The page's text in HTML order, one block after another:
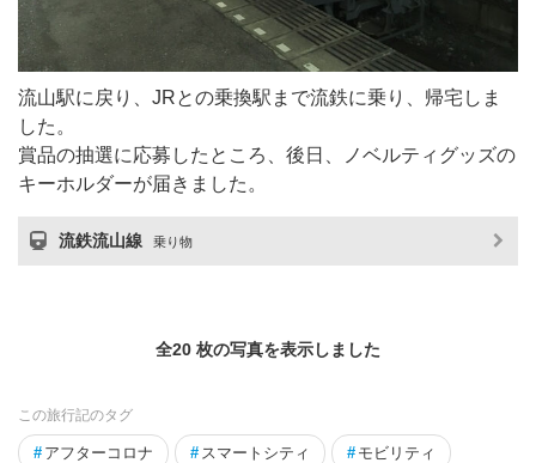
流山駅に戻り、JRとの乗換駅まで流鉄に乗り、帰宅しま
した。
賞品の抽選に応募したところ、後日、ノベルティグッズの
キーホルダーが届きました。
流鉄流山線 乗り物
全20 枚の写真を表示しました
この旅行記のタグ
# アフターコロナ # スマートシティ # モビリティ